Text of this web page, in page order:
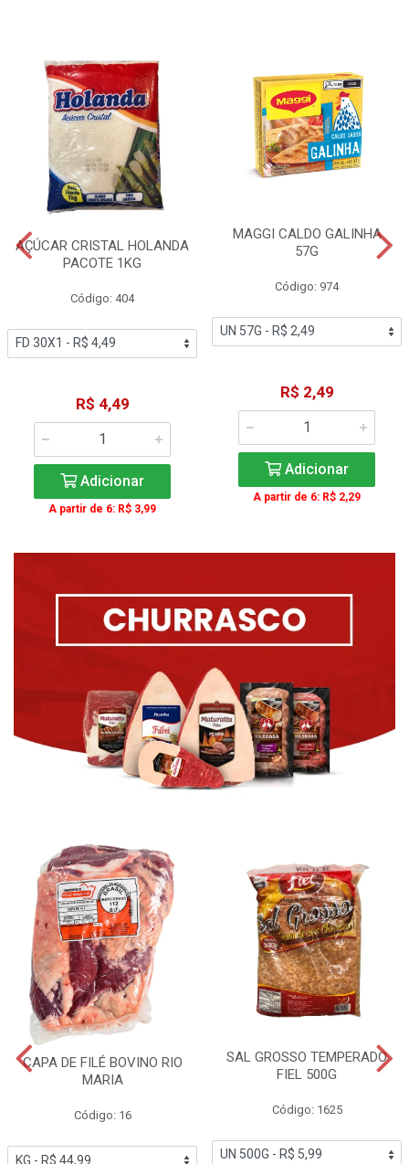
AÇÚCAR CRISTAL HOLANDA
PACOTE 1KG
Código: 404
R$ 4,49
Adicionar
A partir de 6: R$ 3,99
MAGGI CALDO GALINHA
57G
Código: 974
R$ 2,49
Adicionar
A partir de 6: R$ 2,29
CAPA DE FILÉ BOVINO RIO
MARIA
Código: 16
SAL GROSSO TEMPERADO
FIEL 500G
Código: 1625